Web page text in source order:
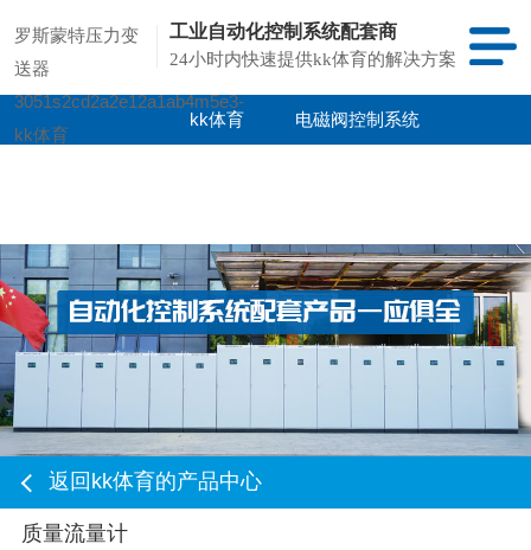
罗斯蒙特压力变
送器
3051s2cd2a2e12a1ab4m5e3-
kk体育
工业自动化控制系统配套商
24小时内快速提供kk体育的解决方案
kk体育 电磁阀控制系统
返回kk体育的产品中心
质量流量计